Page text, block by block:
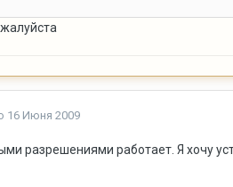
16 Июня 2009
разрешениями работает. Я хочу